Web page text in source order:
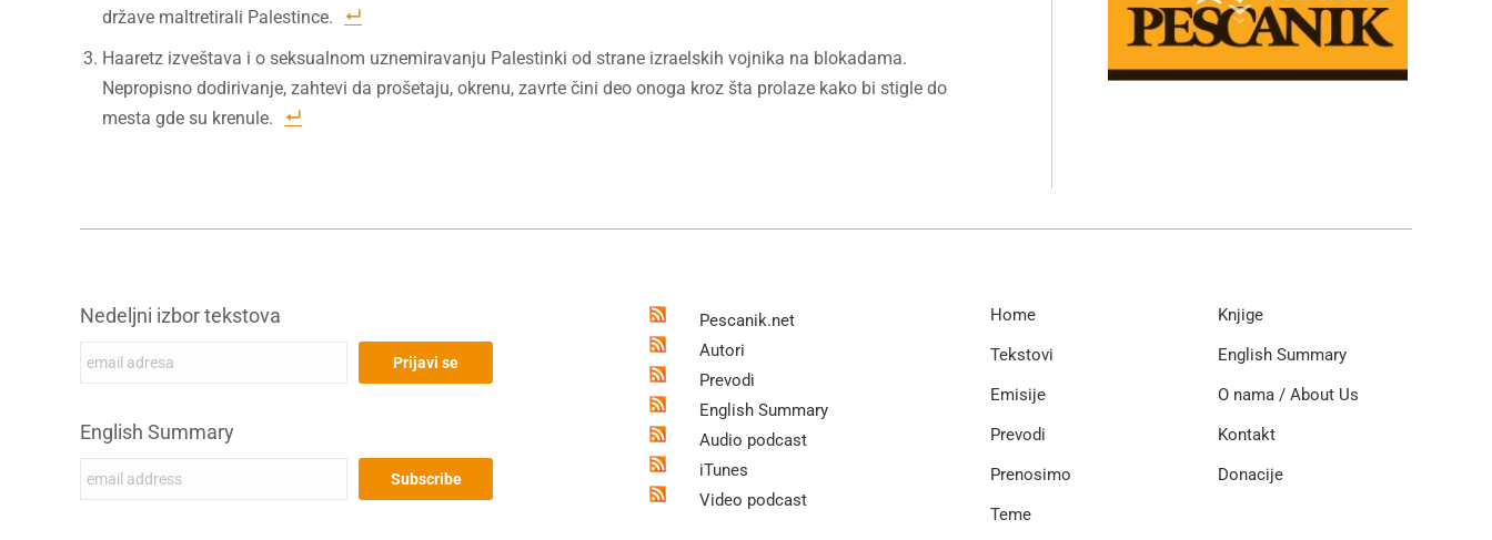
države maltretirali Palestince.
Haaretz izveštava i o seksualnom uznemiravanju Palestinki od strane izraelskih vojnika na blokadama.
Nepropisno dodirivanje, zahtevi da prošetaju, okrenu, zavrte čini deo onoga kroz šta prolaze kako bi stigle do
mesta gde su krenule.
Nedeljni izbor tekstova
English Summary
Pescanik.net
Autori
Prevodi
English Summary
Audio podcast
iTunes
Video podcast
Home
Tekstovi
Emisije
Prevodi
Prenosimo
Teme
Knjige
English Summary
O nama / About Us
Kontakt
Donacije